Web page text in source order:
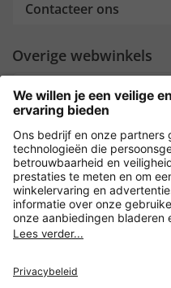
Contacteer ons
Overige webwinkels
Nederland
Payment and Delivery